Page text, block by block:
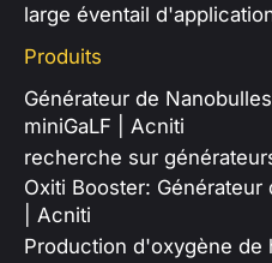
large éventail
Produits
Générateur de
miniGaLF | Acniti
recherche sur
Oxiti Booster:
| Acniti
Production d'oxygène de